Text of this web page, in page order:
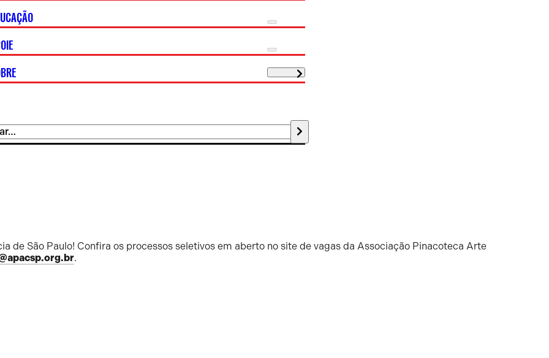
de São Paulo! Confira os processos seletivos em aberto no site de vagas da Associação Pinacoteca Arte
.